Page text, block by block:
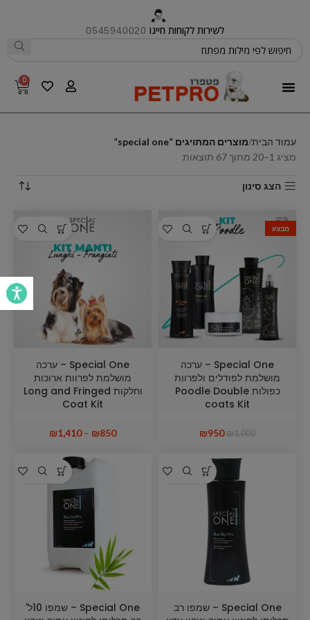
לשירות לקוחות חייגו 0545940020
0
עמוד הבית מוצרים המתויגים “special one”
מציג 1–20 מתוך 67 תוצאות
הצג סינון
מבצע
Special One – ערכה
מושלמת לפודלים ולפרוות
כפולות Poodle Double
coats Kit
₪1,000
₪950
Special One – ערכה
מושלמת לפרוות ארוכות
וחלקות Long and Fringed
Coat Kit
₪850
–
₪1,410
Special One – שמפו רב
Special One – שמפו 10ל'